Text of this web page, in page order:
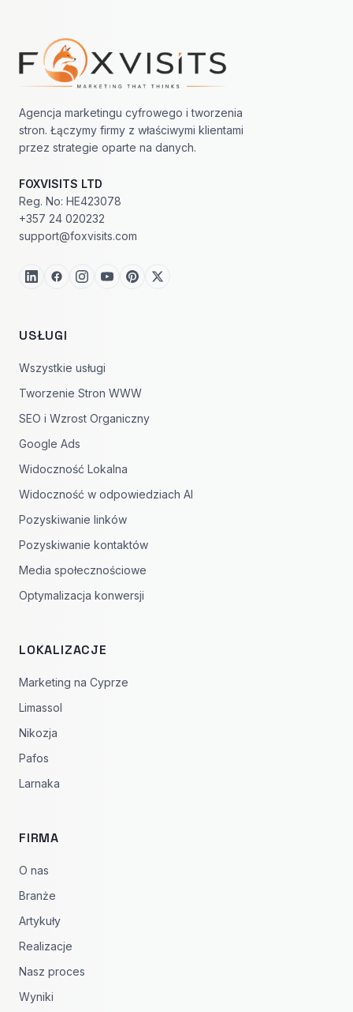
Nawigacja w stopce
Agencja marketingu cyfrowego i tworzenia
stron. Łączymy firmy z właściwymi klientami
przez strategie oparte na danych.
FOXVISITS LTD
Reg. No: HE423078
+357 24 020232
support@foxvisits.com
USŁUGI
Wszystkie usługi
Tworzenie Stron WWW
SEO i Wzrost Organiczny
Google Ads
Widoczność Lokalna
Widoczność w odpowiedziach AI
Pozyskiwanie linków
Pozyskiwanie kontaktów
Media społecznościowe
Optymalizacja konwersji
LOKALIZACJE
Marketing na Cyprze
Limassol
Nikozja
Pafos
Larnaka
FIRMA
O nas
Branże
Artykuły
Realizacje
Nasz proces
Wyniki